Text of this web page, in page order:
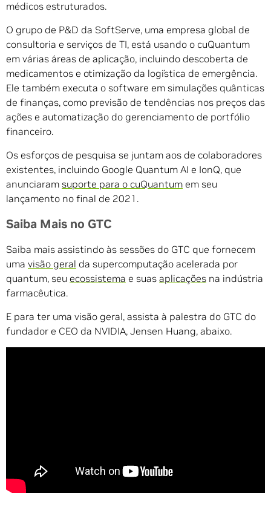
médicos estruturados.
O grupo de P&D da SoftServe, uma empresa global de
consultoria e serviços de TI, está usando o cuQuantum
em várias áreas de aplicação, incluindo descoberta de
medicamentos e otimização da logística de emergência.
Ele também executa o software em simulações quânticas
de finanças, como previsão de tendências nos preços das
ações e automatização do gerenciamento de portfólio
financeiro.
Os esforços de pesquisa se juntam aos de colaboradores
existentes, incluindo Google Quantum AI e IonQ, que
anunciaram suporte para o cuQuantum em seu
lançamento no final de 2021.
Saiba Mais no GTC
Saiba mais assistindo às sessões do GTC que fornecem
uma visão geral da supercomputação acelerada por
quantum, seu ecossistema e suas aplicações na indústria
farmacêutica.
E para ter uma visão geral, assista à palestra do GTC do
fundador e CEO da NVIDIA, Jensen Huang, abaixo.